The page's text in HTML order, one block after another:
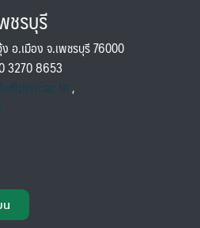
ชรบุรี
อ.เมือง จ.เพชรบุรี 76000
3270 8653
,
น